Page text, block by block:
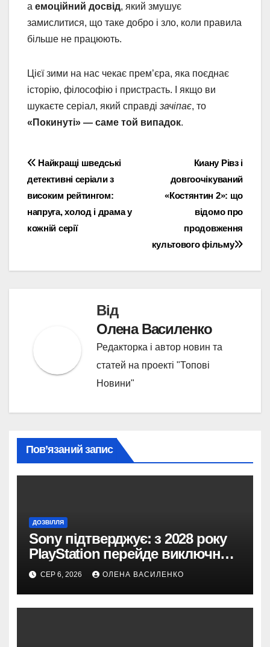
а емоційний досвід, який змушує
замислитися, що таке добро і зло, коли правила
більше не працюють.
Цієї зими на нас чекає прем’єра, яка поєднає
історію, філософію і пристрасть. І якщо ви
шукаєте серіал, який справді зачіпає, то
«Покинуті» — саме той випадок.
Навігація
записів
Киану Рівз і
довгоочікуваний
«Костянтин 2»: що
відомо про
продовження
культового фільму
Найкращі шведські
детективні серіали з
високим рейтингом:
напруга, холод і драма у
кожній серії
Від
Олена Василенко
Редакторка і автор новин та
статей на проекті "Топові
Новини"
Пов’язаний запис
ДОЗВІЛЛЯ
Sony підтверджує: з 2028 року
PlayStation перейде виключно
на цифрові ігри
СЕР 6, 2026 ОЛЕНА ВАСИЛЕНКО